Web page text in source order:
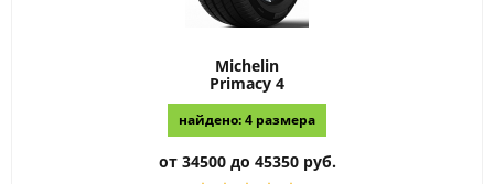
Michelin
Primacy 4
найдено: 4 размера
от 34500 до 45350 руб.